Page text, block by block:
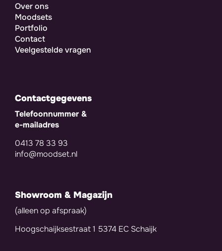
Over ons
Moodsets
Portfolio
Contact
Veelgestelde vragen
Contactgegevens
Telefoonnummer &
e-mailadres
0413 78 33 93
info@moodset.nl
Showroom & Magazijn
(alleen op afspraak)
Hoogschaijksestraat 1 5374 EC Schaijk